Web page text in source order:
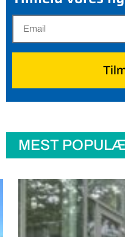
MEST